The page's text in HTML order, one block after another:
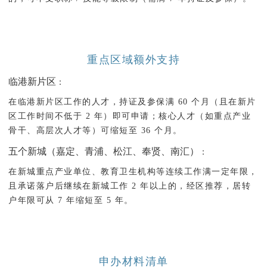
重点区域额外支持
临港新片区 ：
在临港新片区工作的人才，持证及参保满 60 个月（且在新片
区工作时间不低于 2 年）即可申请；核心人才（如重点产业
骨干、高层次人才等）可缩短至 36 个月。
五个新城（嘉定、青浦、松江、奉贤、南汇） ：
在新城重点产业单位、教育卫生机构等连续工作满一定年限，
且承诺落户后继续在新城工作 2 年以上的，经区推荐，居转
户年限可从 7 年缩短至 5 年。
申办材料清单